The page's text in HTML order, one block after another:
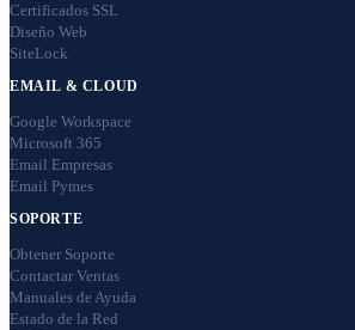
Certificados SSL
Diseño Web
SiteLock
EMAIL & CLOUD
Google Workspace
Microsoft 365
Email Empresas
Email Pymes
SOPORTE
Obtener Soporte
Contactar Ventas
Manuales de Ayuda
Estado de la Red